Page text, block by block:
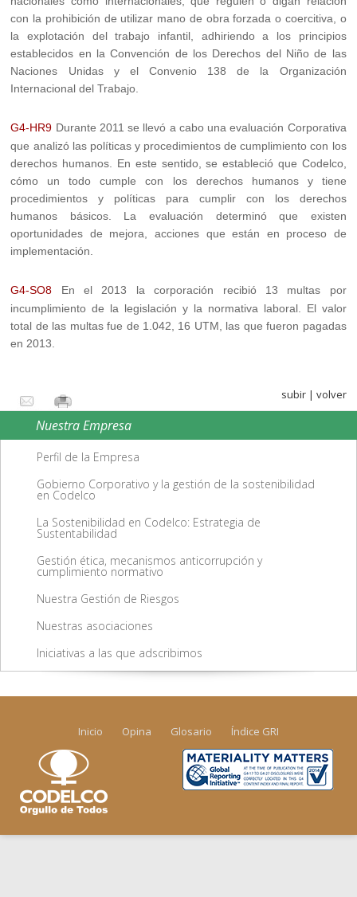
Nuestra Empresa
Perfil de la Empresa
Gobierno Corporativo y la gestión de la sostenibilidad
en Codelco
La Sostenibilidad en Codelco: Estrategia de
Sustentabilidad
Gestión ética, mecanismos anticorrupción y
cumplimiento normativo
Nuestra Gestión de Riesgos
Nuestras asociaciones
Iniciativas a las que adscribimos
con la prohibición de utilizar mano de obra forzada o coercitiva, o
la explotación del trabajo infantil, adhiriendo a los principios
establecidos en la Convención de los Derechos del Niño de las
Naciones Unidas y el Convenio 138 de la Organización
Internacional del Trabajo.
G4-HR9 Durante 2011 se llevó a cabo una evaluación Corporativa
que analizó las políticas y procedimientos de cumplimiento con los
derechos humanos. En este sentido, se estableció que Codelco,
cómo un todo cumple con los derechos humanos y tiene
procedimientos y políticas para cumplir con los derechos
humanos básicos. La evaluación determinó que existen
oportunidades de mejora, acciones que están en proceso de
implementación.
G4-SO8 En el 2013 la corporación recibió 13 multas por
incumplimiento de la legislación y la normativa laboral. El valor
total de las multas fue de 1.042, 16 UTM, las que fueron pagadas
en 2013.
subir| volver
Inicio Opina Glosario Índice GRI